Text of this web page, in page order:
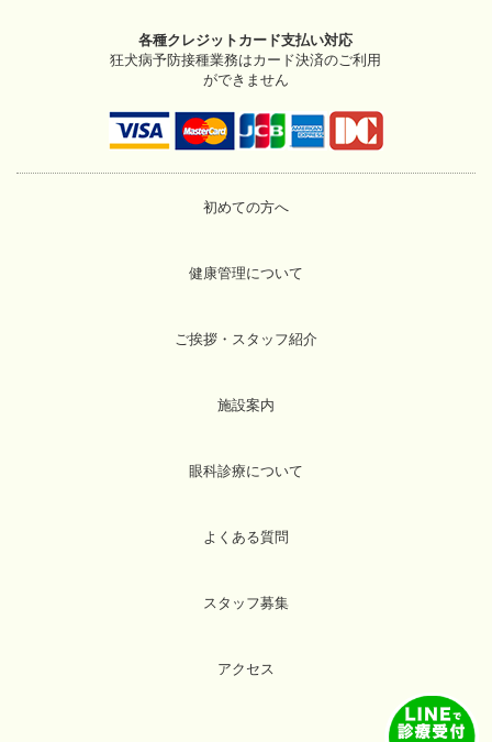
各種クレジットカード支払い対応
狂犬病予防接種業務はカード決済のご利用
ができません
初めての方へ
健康管理について
ご挨拶・スタッフ紹介
施設案内
眼科診療について
よくある質問
スタッフ募集
アクセス